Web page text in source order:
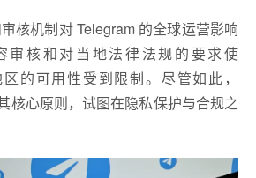
核机制对 Telegram 的全球运营影响
审核和对当地法律法规的要求使
的可用性受到限制。尽管如此，
核心原则，试图在隐私保护与合规之